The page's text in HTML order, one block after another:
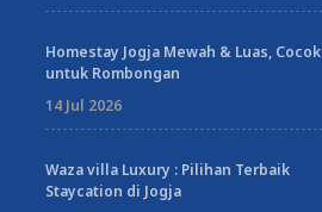
Homestay Jogja Mewah & Luas, Cocok
untuk Rombongan
14 Jul 2026
Waza villa Luxury : Pilihan Terbaik
Staycation di Jogja